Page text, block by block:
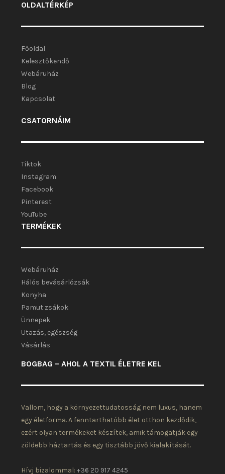
OLDALTÉRKÉP
Főoldal
Kelesztőkendő
Webáruház
Blog
Kapcsolat
CSATORNÁIM
Tiktok
Instagram
Facebook
Pinterest
YouTube
TERMÉKEK
Webáruház
Hálós bevásárlózsák
Konyha
Pamut zsákok
Ünnepek
Utazás, egészség
Vásárlás
BOGBAG – AHOL A TEXTIL ÉLETRE KEL
Vallom, hogy a környezettudatosság nem luxus, hanem
egy életforma. A fenntarthatóbb élet otthon kezdődik,
ezért olyan termékeket készítek, amik támogatják egy
zöldebb háztartás és egy tisztább jövő kialakítását.
Hívj bizalommal:+36 20 917 4245